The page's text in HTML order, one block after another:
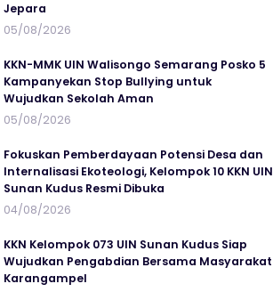
Jepara
05/08/2026
KKN-MMK UIN Walisongo Semarang Posko 5
Kampanyekan Stop Bullying untuk
Wujudkan Sekolah Aman
05/08/2026
Fokuskan Pemberdayaan Potensi Desa dan
Internalisasi Ekoteologi, Kelompok 10 KKN UIN
Sunan Kudus Resmi Dibuka
04/08/2026
KKN Kelompok 073 UIN Sunan Kudus Siap
Wujudkan Pengabdian Bersama Masyarakat
Karangampel